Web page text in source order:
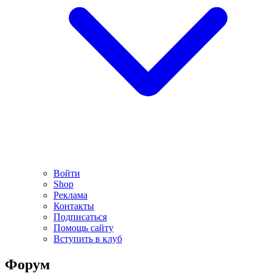
Войти
Shop
Реклама
Контакты
Подписаться
Помощь сайту
Вступить в клуб
Форум